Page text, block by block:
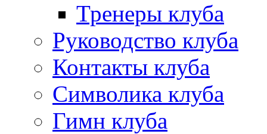
Тренеры клуба
Руководство клуба
Контакты клуба
Символика клуба
Гимн клуба